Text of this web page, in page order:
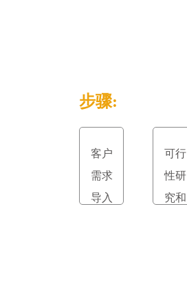
步骤:
客户
需求
导入
可行
性研
究和